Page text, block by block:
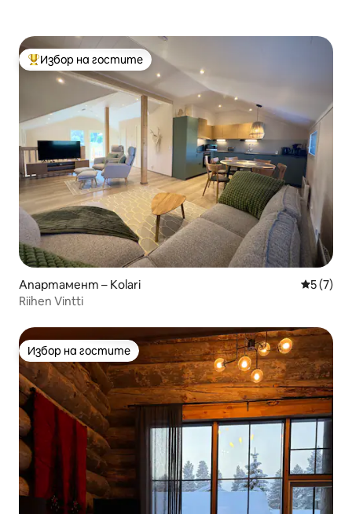
Най-популярен избор на гостите
Избор на гостите
Апартамент – Kolari Средна
5 (7)
Riihen Vintti
Избор на гостите
Избор на гостите